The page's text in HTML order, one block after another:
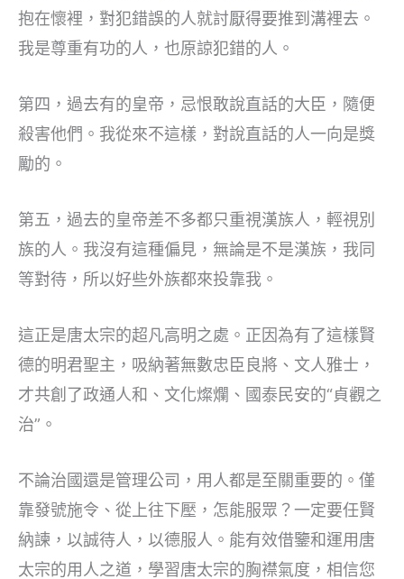
抱在懷裡，對犯錯誤的人就討厭得要推到溝裡去。
我是尊重有功的人，也原諒犯錯的人。
第四，過去有的皇帝，忌恨敢說直話的大臣，隨便
殺害他們。我從來不這樣，對說直話的人一向是獎
勵的。
第五，過去的皇帝差不多都只重視漢族人，輕視別
族的人。我沒有這種偏見，無論是不是漢族，我同
等對待，所以好些外族都來投靠我。
這正是唐太宗的超凡高明之處。正因為有了這樣賢
德的明君聖主，吸納著無數忠臣良將、文人雅士，
才共創了政通人和、文化燦爛、國泰民安的“貞觀之
治”。
不論治國還是管理公司，用人都是至關重要的。僅
靠發號施令、從上往下壓，怎能服眾？一定要任賢
納諫，以誠待人，以德服人。能有效借鑒和運用唐
太宗的用人之道，學習唐太宗的胸襟氣度，相信您